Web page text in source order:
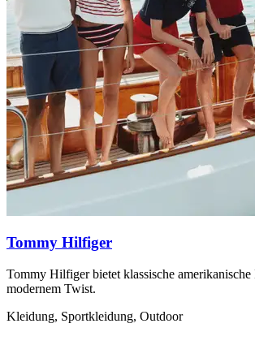
Tommy Hilfiger
Tommy Hilfiger bietet klassische amerikanische
modernem Twist.
Kleidung, Sportkleidung, Outdoor